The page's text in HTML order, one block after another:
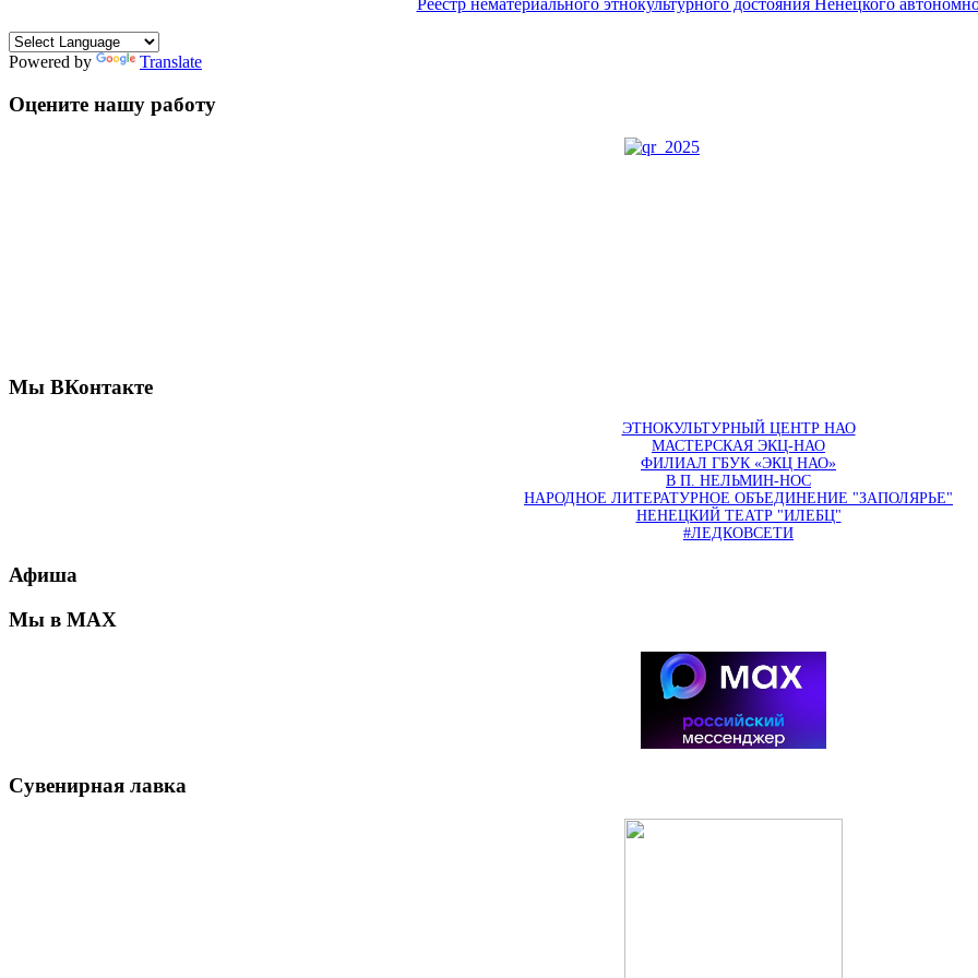
Реестр нематериального этнокультурного достояния Ненецкого
Powered by Translate
Оцените нашу работу
Мы ВКонтакте
ЭТНОКУЛЬТУРНЫЙ ЦЕНТР НАО
МАСТЕРСКАЯ ЭКЦ-НАО
ФИЛИАЛ ГБУК «ЭКЦ НАО»
В П. НЕЛЬМИН-НОС
НАРОДНОЕ ЛИТЕРАТУРНОЕ ОБЪЕДИНЕНИЕ "ЗАПОЛЯРЬЕ"
НЕНЕЦКИЙ ТЕАТР "ИЛЕБЦ"
#ЛЕДКОВСЕТИ
Афиша
Мы в MAX
Сувенирная лавка